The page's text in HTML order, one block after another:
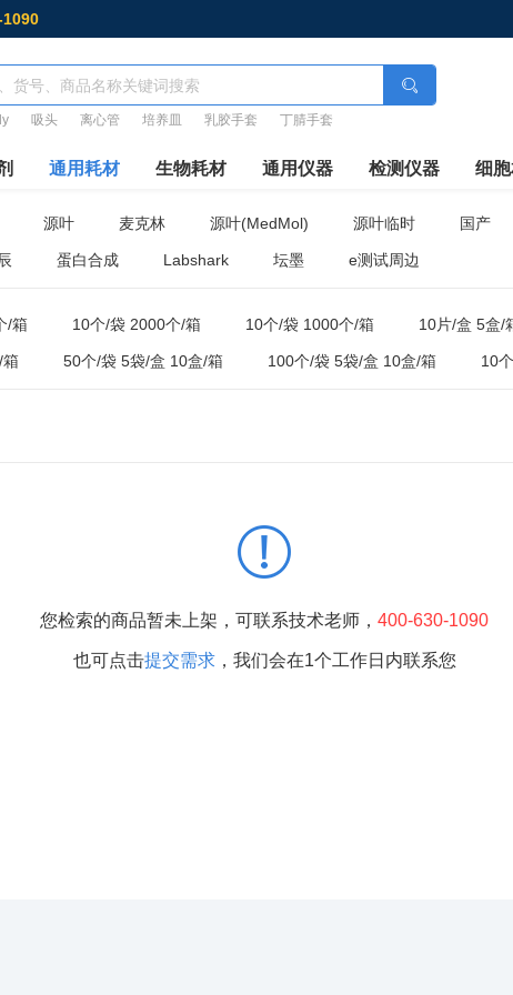
吸头 离心管 培养皿 乳胶手套 丁腈手套
通用耗材 生物耗材 通用仪器 检测仪器 细
源叶 麦克林 源叶(MedMol) 源叶临时 国产
蛋白合成 Labshark 坛墨 e测试周边
/箱 10个/袋 2000个/箱 10个/袋 1000个/箱 10片/盒 5盒/
箱 50个/袋 5袋/盒 10盒/箱 100个/袋 5袋/盒 10盒/箱 10
您检索的商品暂未上架，可联系技术老师， 400-630-1090
也可点击提交需求，我们会在1个工作日内联系您